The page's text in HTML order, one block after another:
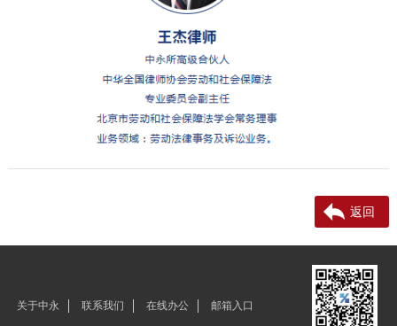
返回
关于中永 联系我们 在线办公 邮箱入口